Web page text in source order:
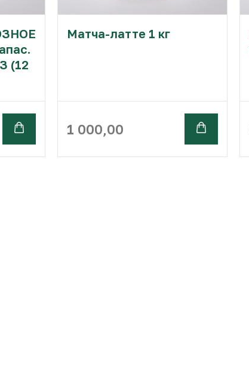
(12
Матча-латте 1 кг
1 000,00